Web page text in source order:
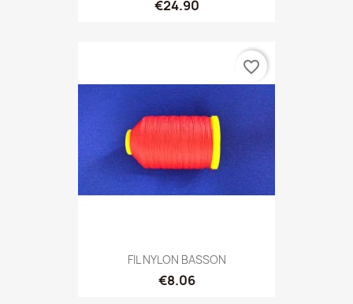
€24.90
FIL NYLON BASSON
€8.06
favorite_border